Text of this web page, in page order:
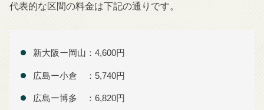
代表的な区間の料金は下記の通りです。
新大阪ー岡山：4,600円
広島ー小倉 ：5,740円
広島ー博多 ：6,820円